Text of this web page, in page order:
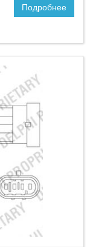
Подробнее